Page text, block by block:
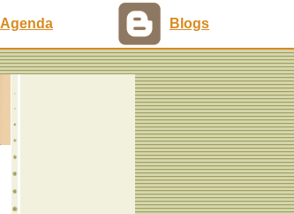
Agenda Blogs